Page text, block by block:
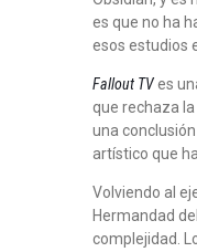
es que no ha
esos estudios
Fallout TVes
que rechaza
una
artístico que
Volviendo al
Hermandad
complejidad.